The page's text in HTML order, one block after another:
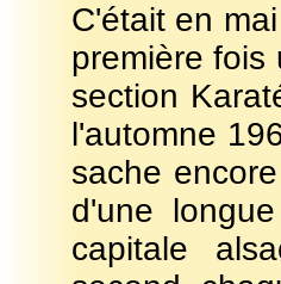
C'était en
première fois
section
l'automne
sache
d'une
capitale